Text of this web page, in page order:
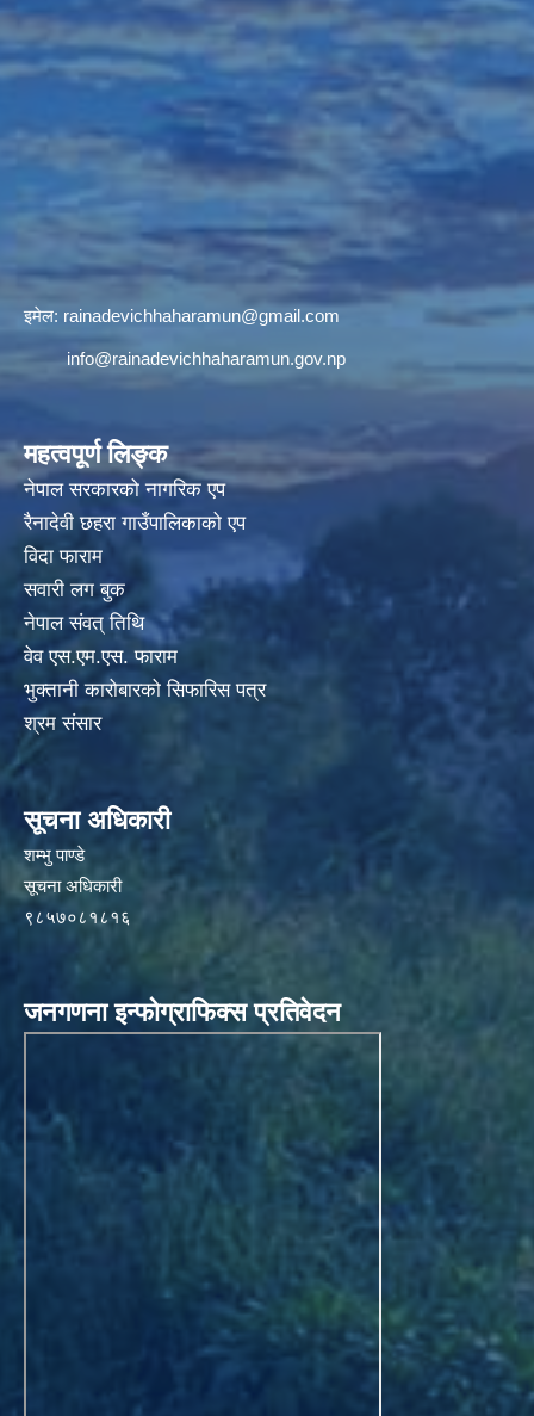
इमेल: rainadevichhaharamun@gmail.com
info@rainadevichhaharamun.gov.np
महत्वपूर्ण लिङ्क
नेपाल सरकारको नागरिक एप
रैनादेवी छहरा गाउँपालिकाको एप
विदा फाराम
सवारी लग बुक
नेपाल संवत् तिथि
वेव एस.एम.एस. फाराम
भुक्तानी कारोबारको सिफारिस पत्र
श्रम संसार
सूचना अधिकारी
शम्भु पाण्डे
सूचना अधिकारी
९८५७०८१८१६
जनगणना इन्फोग्राफिक्स प्रतिवेदन